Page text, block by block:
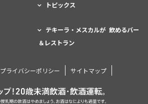
トピックス
テキーラ・メスカルが 飲めるバー
＆レストラン
プライバシーポリシー サイトマップ